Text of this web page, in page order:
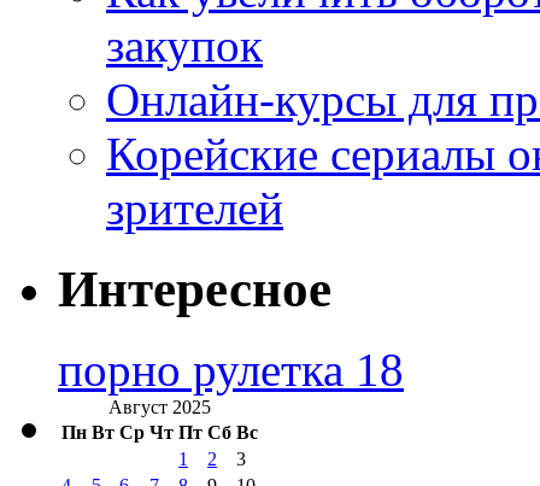
закупок
Онлайн-курсы для
Корейские сериалы
зрителей
Интересное
порно рулетка 18
Август 2025
Пн Вт Ср Чт Пт Сб Вс
1 2
3